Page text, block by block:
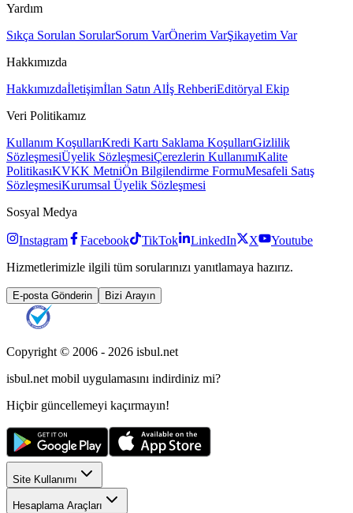
Yardım
Sıkça Sorulan SorularSorum VarÖnerim VarŞikayetim Var
Hakkımızda
Hakkımızdaİletişimİlan Satın Alİş RehberiEditöryal Ekip
Veri Politikamız
Kullanım KoşullarıKredi Kartı Saklama KoşullarıGizlilik
SözleşmesiÜyelik SözleşmesiÇerezlerin KullanımıKalite
PolitikasıKVKK MetniÖn Bilgilendirme FormuMesafeli Satış
SözleşmesiKurumsal Üyelik Sözleşmesi
Sosyal Medya
Instagram Facebook TikTok LinkedIn X
Youtube
Hizmetlerimizle ilgili tüm sorularınızı yanıtlamaya hazırız.
E-posta Gönderin Bizi Arayın
Copyright © 2006 - 2026 isbul.net
isbul.net mobil uygulamasını indirdiniz mi?
Hiçbir güncellemeyi kaçırmayın!
Site Kullanımı
Hesaplama Araçları